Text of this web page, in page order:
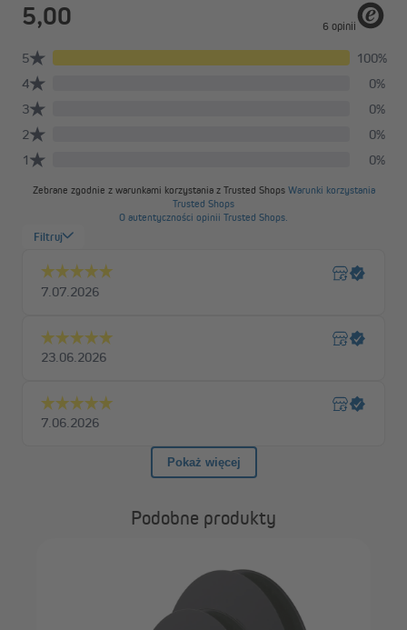
Podobne produkty